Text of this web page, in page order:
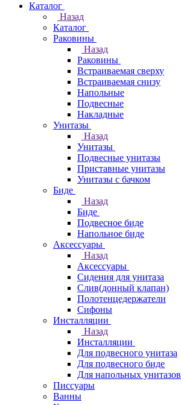
Каталог
Назад
Каталог
Раковины
Назад
Раковины
Встраиваемая сверху
Встраиваемая снизу
Напольные
Подвесные
Накладные
Унитазы
Назад
Унитазы
Подвесные унитазы
Приставные унитазы
Унитазы с бачком
Биде
Назад
Биде
Подвесное биде
Напольное биде
Аксессуары
Назад
Аксессуары
Сидения для унитаза
Слив(донный клапан)
Полотенцедержатели
Сифоны
Инсталляции
Назад
Инсталляции
Для подвесного унитаза
Для подвесного биде
Для напольных унитазов
Писсуары
Ванны